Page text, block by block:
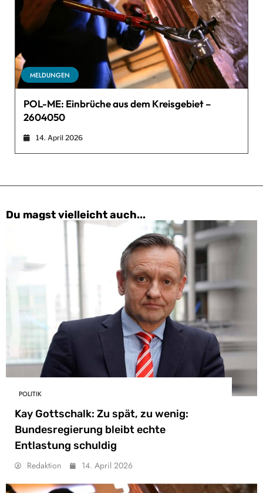
MELDUNGEN
POL-ME: Einbrüche aus dem Kreisgebiet –
2604050
14. April 2026
Du magst vielleicht auch...
POLITIK
Kay Gottschalk: Zu spät, zu wenig:
Bundesregierung bleibt echte
Entlastung schuldig
Redaktion 14. April 2026